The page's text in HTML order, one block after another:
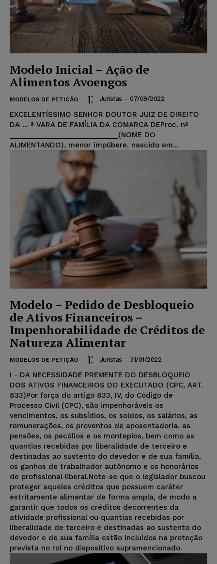
Modelo Inicial – Ação de
Alimentos Avoengos
MODELOS DE PETIÇÃO Juristas - 07/09/2022
EXCELENTÍSSIMO SENHOR DOUTOR JUIZ DE DIREITO
DA ... ª VARA DE FAMÍLIA DA COMARCA DEProc. nº
____________________________(NOME DO
ALIMENTANDO), menor impúbere, nascido em...
Modelo – Pedido de Desbloqueio
de Ativos Financeiros –
Impenhorabilidade de Créditos de
Natureza Alimentar
MODELOS DE PETIÇÃO Juristas - 31/01/2022
I - DA NECESSIDADE PREMENTE DO DESBLOQUEIO
DOS ATIVOS FINANCEIROS DO EXECUTADO (CPC, ART.
833)Por força do artigo 833, IV, do Código de
Processo Civil (CPC), são impenhoráveis os
vencimentos, os subsídios, os soldos, os salários, as
remunerações, os proventos de aposentadoria, as
pensões, os pecúlios e os montepios, bem como as
quantias recebidas por liberalidade de terceiro e
destinadas ao sustento do devedor e de sua família,
os ganhos de trabalhador autônomo e os honorários
de profissional liberal.Note-se que o legislador buscou
proteger aqueles créditos que possuem caráter
estritamente alimentar de forma ampla, de modo a
garantir que todos os créditos decorrentes da
atividade profissional ou quantias recebidas por
liberalidade de terceiro e destinadas ao sustento do
devedor e de sua família estão incluídos na proteção
prevista no rol no dispositivo supramencionado.